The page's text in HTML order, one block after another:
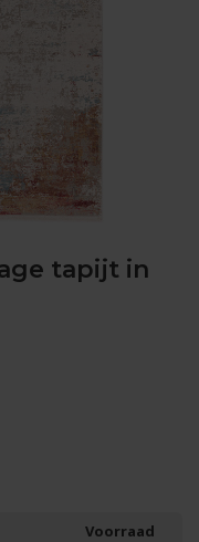
tapijt in
Voorraad